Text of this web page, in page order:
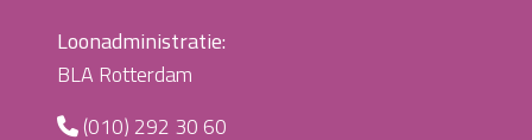
Loonadministratie:
BLA Rotterdam
(010) 292 30 60